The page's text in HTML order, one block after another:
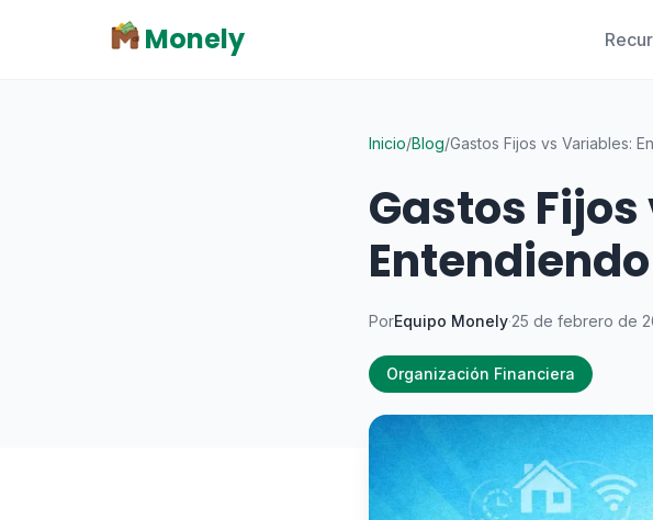
Monely
Inicio/Blog/Gastos Fijos vs Variables:
Gastos
PorEquipo Monely·25 de febrero de
Organización Financiera